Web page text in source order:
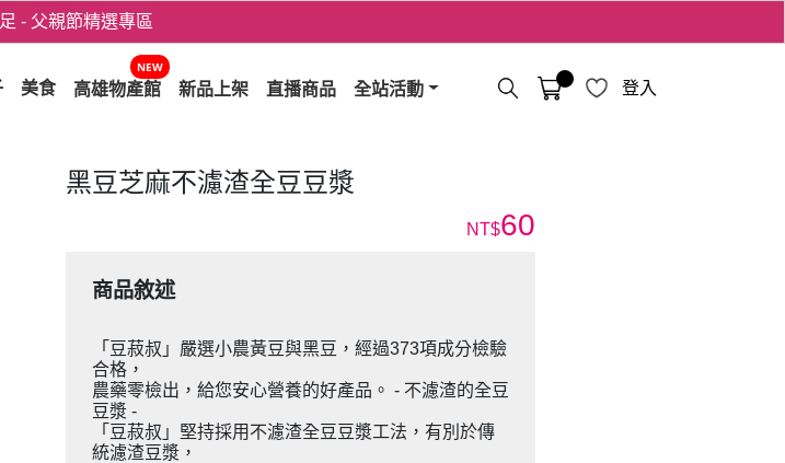
- 父親節精選專區
！七夕星選禮遇！
美食 高雄物產館
NEW
新品上架 直播商品 全站活動 登入
黑豆芝麻不濾渣全豆豆漿
NT$60
商品敘述
「豆菽叔」嚴選小農黃豆與黑豆，經過373項成分檢驗
合格，
農藥零檢出，給您安心營養的好產品。 - 不濾渣的全豆
豆漿 -
「豆菽叔」堅持採用不濾渣全豆豆漿工法，有別於傳
統濾渣豆漿，